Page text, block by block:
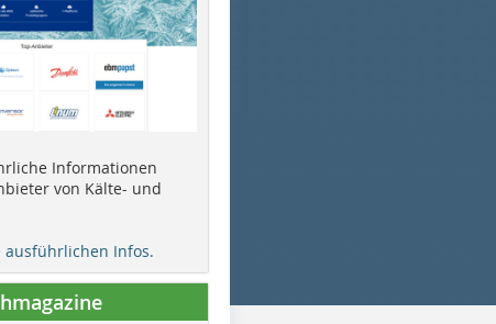
Informationen
von Kälte- und
ausführlichen Infos.